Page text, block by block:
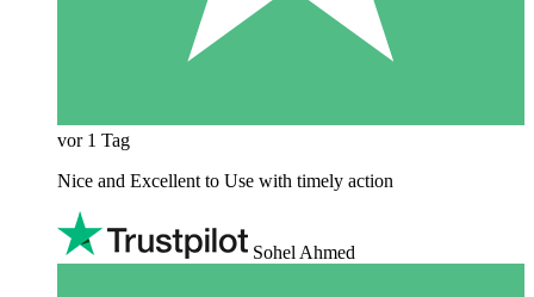
vor 1 Tag
Nice and Excellent to Use with timely action
Sohel Ahmed